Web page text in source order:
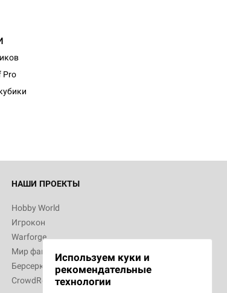
Pro
НАШИ ПРОЕКТЫ
Hobby World
Игрокон
Warforge
Мир фантастики
Берсерк
CrowdRepublic
Используем куки и
рекомендательные
технологии